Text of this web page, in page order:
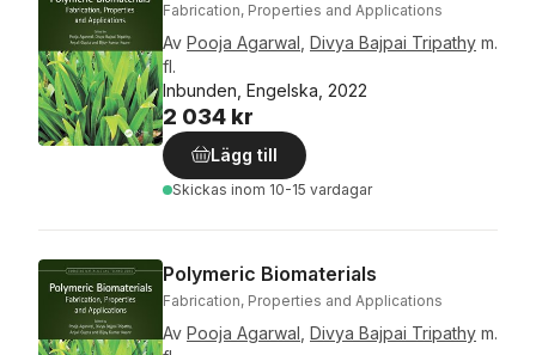
Fabrication, Properties and Applications
Av Pooja Agarwal Divya Bajpai Tripathy m.
fl.
Inbunden, Engelska, 2022
2 034 kr
Lägg till
Skickas inom 10-15 vardagar
Polymeric Biomaterials
Fabrication, Properties and Applications
Av Pooja Agarwal Divya Bajpai Tripathy m.